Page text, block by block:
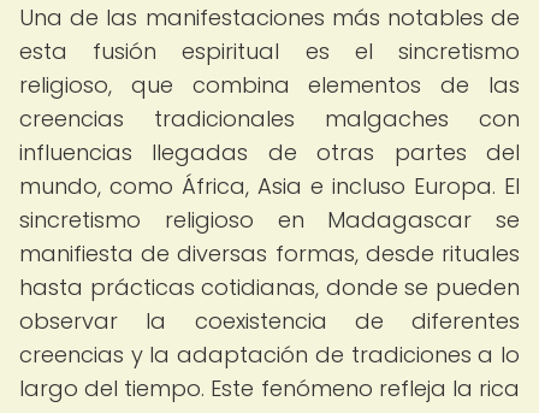
Una de las manifestaciones más notables de
esta fusión espiritual es el sincretismo
religioso, que combina elementos de las
creencias tradicionales malgaches con
influencias llegadas de otras partes del
mundo, como África, Asia e incluso Europa. El
sincretismo religioso en Madagascar se
manifiesta de diversas formas, desde rituales
hasta prácticas cotidianas, donde se pueden
observar la coexistencia de diferentes
creencias y la adaptación de tradiciones a lo
largo del tiempo. Este fenómeno refleja la rica